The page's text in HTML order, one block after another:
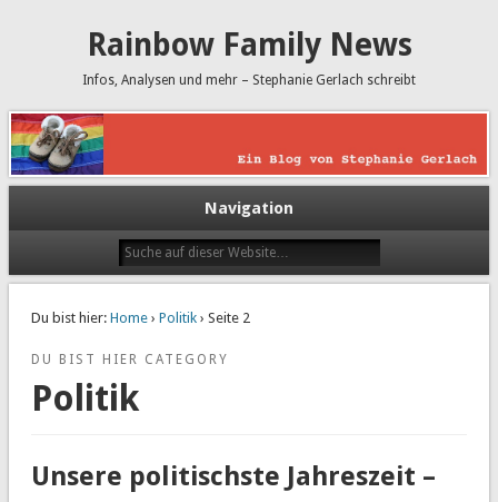
Rainbow Family News
Infos, Analysen und mehr – Stephanie Gerlach schreibt
Navigation
Du bist hier: Home› Politik› Seite 2
DU BIST HIER CATEGORY
Politik
Unsere politischste Jahreszeit –